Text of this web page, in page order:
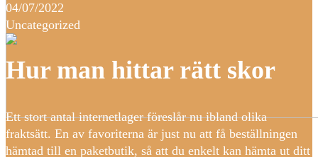
04/07/2022
Uncategorized
Hur man hittar rätt skor
Ett stort antal internetlager föreslår nu ibland olika
fraktsätt. En av favoriterna är just nu att få beställningen
hämtad till en paketbutik, så att du enkelt kan hämta ut ditt